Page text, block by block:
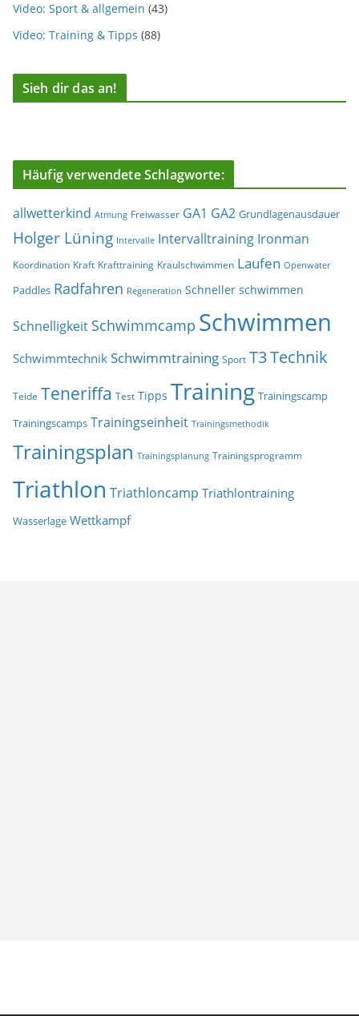
Video: Sport & allgemein (43)
Video: Training & Tipps (88)
Sieh dir das an!
Häufig verwendete Schlagworte:
allwetterkind Atmung Freiwasser GA1 GA2 Grundlagenausdauer
Holger Lüning Intervalle Intervalltraining Ironman
Koordination Kraft Krafttraining Kraulschwimmen Laufen Openwater
Paddles Radfahren Regeneration Schneller schwimmen
Schnelligkeit Schwimmcamp Schwimmen
Schwimmtechnik Schwimmtraining Sport T3Technik
Teide Teneriffa Test Tipps Training Trainingscamp
Trainingscamps Trainingseinheit Trainingsmethodik
Trainingsplan Trainingsplanung Trainingsprogramm
Triathlon Triathloncamp Triathlontraining
Wasserlage Wettkampf